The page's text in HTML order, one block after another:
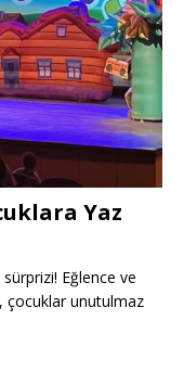
Yaz
Eğlence ve
çocuklar unutulmaz